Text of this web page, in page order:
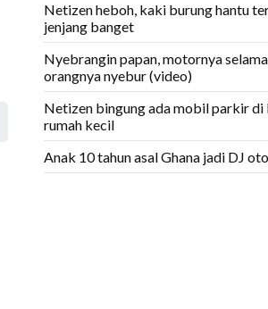
Netizen heboh, kaki burung hantu
jenjang banget
Nyebrangin papan, motornya
orangnya nyebur (video)
Netizen bingung ada mobil parkir di
rumah kecil
Anak 10 tahun asal Ghana jadi DJ